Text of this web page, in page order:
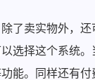
了卖实物外，
选择这个系统
能。同样还有